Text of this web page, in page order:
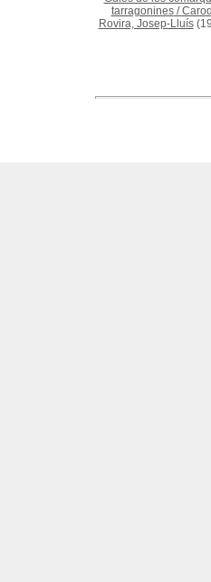
tarragonines/
Rovira, Josep-Lluís